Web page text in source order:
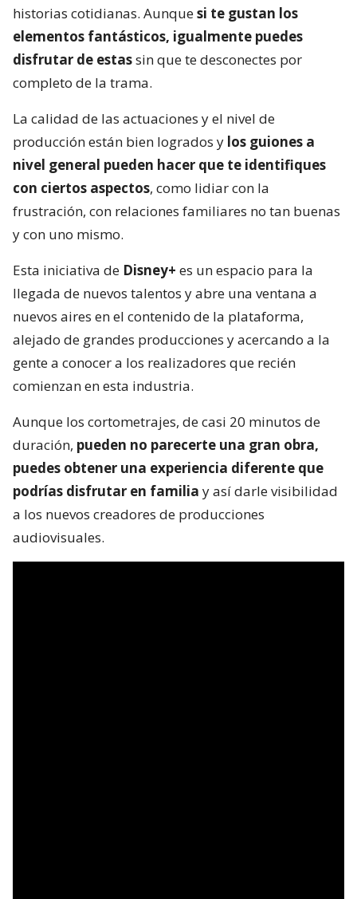
historias cotidianas. Aunquesi te gustan los
elementos fantásticos, igualmente puedes
disfrutar de estassin que te desconectes por
completo de la trama.
La calidad de las actuaciones y el nivel de
producción están bien logrados y los guiones a
nivel general pueden hacer que te identifiques
con ciertos aspectos, como lidiar con la
frustración, con relaciones familiares no tan buenas
y con uno mismo.
Esta iniciativa de Disney+ es un espacio para la
llegada de nuevos talentos y abre una ventana a
nuevos aires en el contenido de la plataforma,
alejado de grandes producciones y acercando a la
gente a conocer a los realizadores que recién
comienzan en esta industria.
Aunque los cortometrajes, de casi 20 minutos de
duración, pueden no parecerte una gran obra,
puedes obtener una experiencia diferente que
podrías disfrutar en familia y así darle visibilidad
a los nuevos creadores de producciones
audiovisuales.